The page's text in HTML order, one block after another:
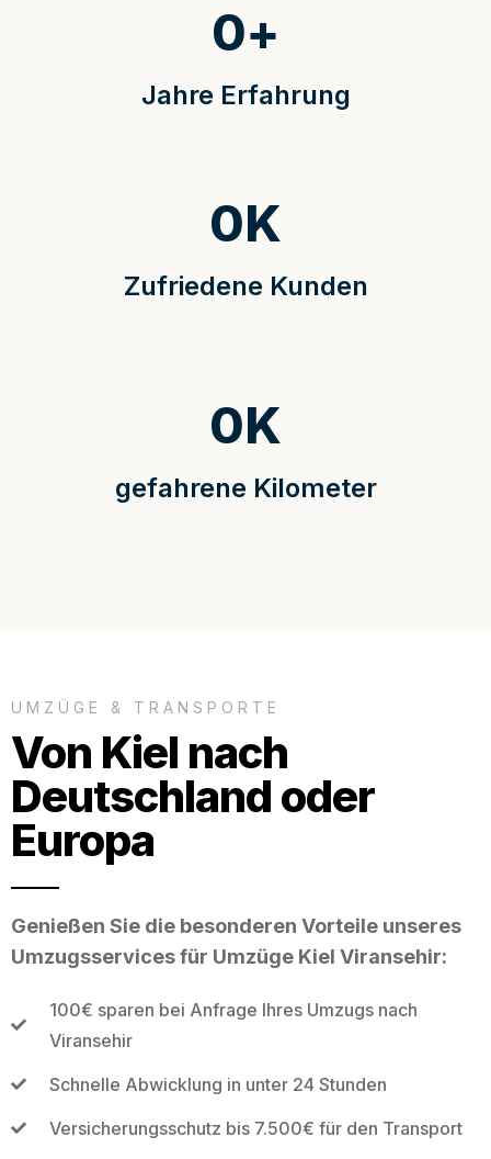
Jahre Erfahrung
0+
Zufriedene Kunden
0K
gefahrene Kilometer
0K
UMZÜGE & TRANSPORTE
Von Kiel nach
Deutschland oder
Europa
Genießen Sie die besonderen Vorteile unseres
Umzugsservices für Umzüge Kiel Viransehir:
100€ sparen bei Anfrage Ihres Umzugs nach
Viransehir
Schnelle Abwicklung in unter 24 Stunden
Versicherungsschutz bis 7.500€ für den Transport